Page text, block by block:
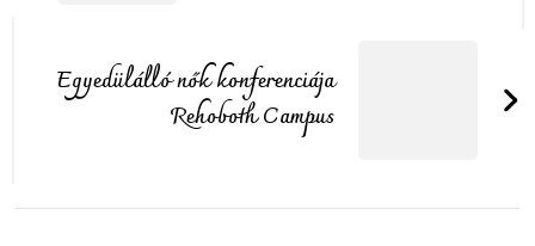
Egyedülálló nők konferenciája
Rehoboth Campus